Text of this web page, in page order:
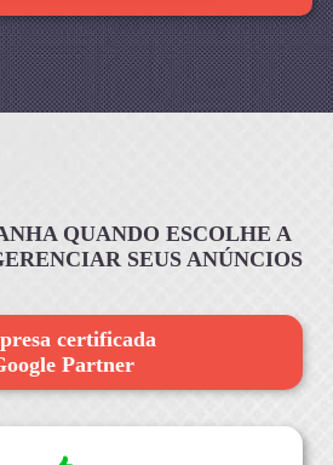
QUANDO ESCOLHE A
SEUS ANÚNCIOS
certificada
Partner